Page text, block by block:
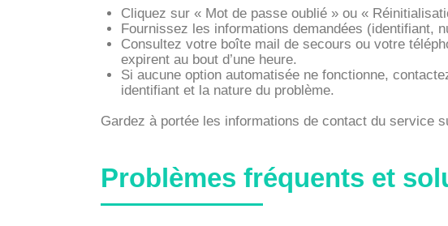
Cliquez sur « Mot de passe oublié » ou «
Fournissez les informations demandées (identifiant,
Consultez votre boîte mail de secours ou votre
expirent au bout d’une heure.
Si aucune option automatisée ne fonctionne,
identifiant et la nature du problème.
Gardez à portée les informations de contact du service
Problèmes fréquents et